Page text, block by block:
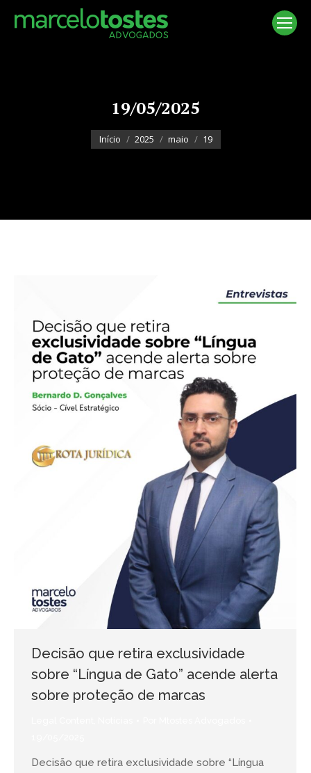
19/05/2025
Você está aqui:
Início 2025 maio 19
Decisão que retira exclusividade
sobre “Língua de Gato” acende alerta
sobre proteção de marcas
Decisão que retira exclusividade sobre “Língua